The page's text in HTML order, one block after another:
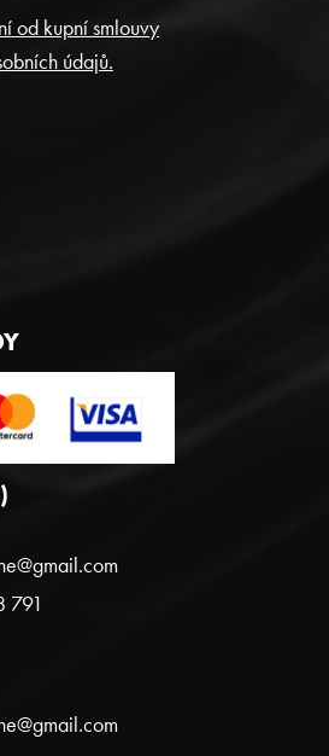
od kupní smlouvy
údajů.
791